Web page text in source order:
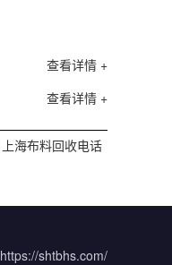
查看详情 +
查看详情 +
上海布料回收电话
https://shtbhs.com/